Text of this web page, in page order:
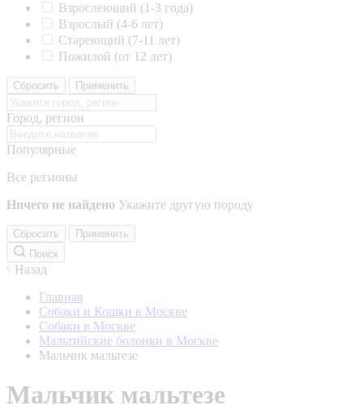
Взрослеющий (1-3 года)
Взрослый (4-6 лет)
Стареющий (7-11 лет)
Пожилой (от 12 лет)
Сбросить Применить
Город, регион
Популярные
Все регионы
Ничего не найдено Укажите другую породу
Сбросить
Применить
Поиск
Назад
Главная
Собаки и Кошки в Москве
Собаки в Москве
Мальтийские болонки в Москве
Мальчик мальтезе
Мальчик мальтезе